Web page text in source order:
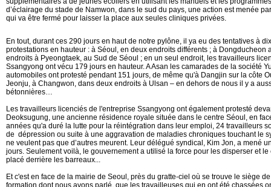
d’éclairage du stade de Namwon, dans le sud du pays, une action est menée
qui va être fermé pour laisser la place aux seules cliniques privées.
En tout, durant ces 290 jours en haut de notre pylône, il ya eu des tentatives à
protestations en hauteur : à Séoul, en deux endroits différents ; à Dongducheon
endroits à Pyeongtaek, au Sud de Séoul ; en un seul endroit, les travailleurs
Ssangyong ont vécu 179 jours en hauteur. A Asan les camarades de la société
automobiles ont protesté pendant 151 jours, de même qu'à Dangjin sur la côte
Jeonju, à Changwon, dans deux endroits à Ulsan – en dehors de nous il y a
bétonnières…
Les travailleurs licenciés de l'entreprise Ssangyong ont également protesté
Deoksugung, une ancienne résidence royale située dans le centre Séoul, en
années qu'a duré la lutte pour la réintégration dans leur emploi, 24 travailleurs
de dépression ou suite à une aggravation de maladies chroniques touchant le
ne veulent pas que d’autres meurent. Leur délégué syndical, Kim Jon, a mené
jours. Seulement voilà, le gouvernement a utilisé la force pour les disperser et le
placé derrière les barreaux...
Et c'est en face de la mairie de Seoul, près du gratte-ciel où se trouve le siège